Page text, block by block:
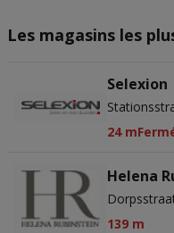
Les magasins les
Selexion
24 m
Helena
139 m